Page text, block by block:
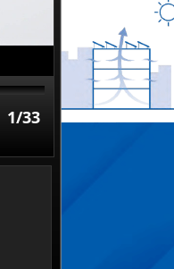
1/33